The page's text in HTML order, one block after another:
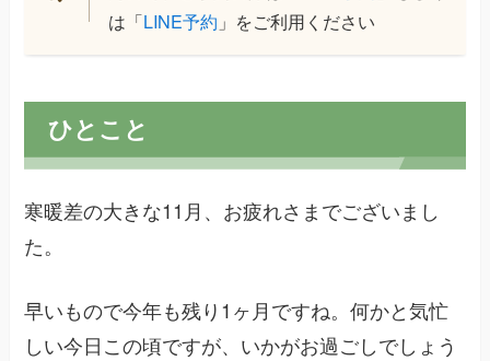
は「LINE予約 」をご利用ください
ひとこと
寒暖差の大きな11月、お疲れさまでございまし
た。
早いもので今年も残り1ヶ月ですね。何かと気忙
しい今日この頃ですが、いかがお過ごしでしょう